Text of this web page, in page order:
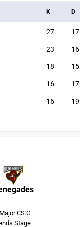
K D
27 17
23 16
18 15
16 17
16 19
Major CS:G
Stage